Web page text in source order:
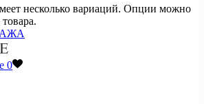
несколько вариаций. Опции можно
0